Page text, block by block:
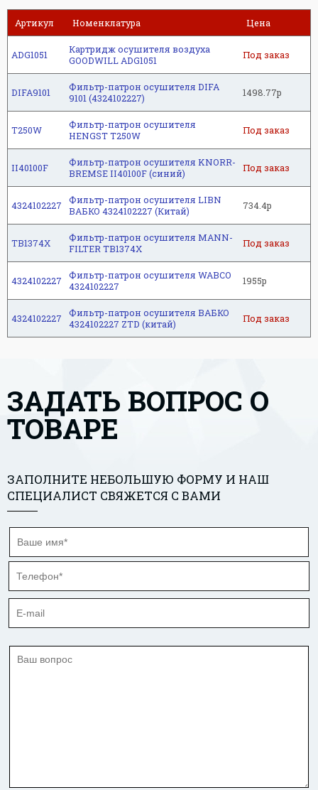
Артикул Номенклатура Цена
ADG1051
Картридж осушителя воздуха
GOODWILL ADG1051
Под заказ
DIFA9101
Фильтр-патрон осушителя DIFA
9101 (4324102227)
1498.77р
T250W
Фильтр-патрон осушителя
HENGST T250W
Под заказ
II40100F
Фильтр-патрон осушителя KNORR-
BREMSE II40100F (синий)
Под заказ
4324102227
Фильтр-патрон осушителя LIBN
ВАБКО 4324102227 (Китай)
734.4р
TB1374X
Фильтр-патрон осушителя MANN-
FILTER TB1374X
Под заказ
4324102227
Фильтр-патрон осушителя WABCO
4324102227
1955р
4324102227
Фильтр-патрон осушителя ВАБКО
4324102227 ZTD (китай)
Под заказ
ЗАДАТЬ ВОПРОС О
ТОВАРЕ
ЗАПОЛНИТЕ НЕБОЛЬШУЮ ФОРМУ И НАШ
СПЕЦИАЛИСТ СВЯЖЕТСЯ С ВАМИ